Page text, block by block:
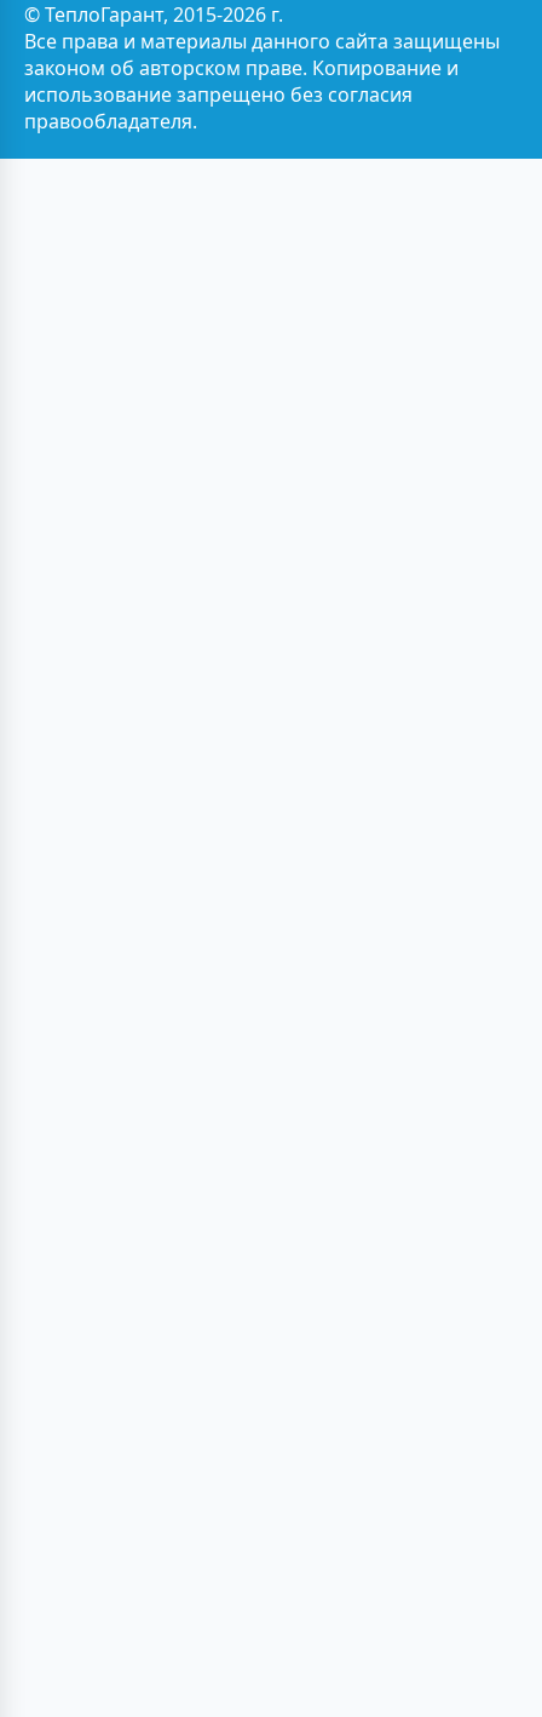
© ТеплоГарант, 2015-2026 г.
Все права и материалы данного сайта защищены
законом об авторском праве. Копирование и
использование запрещено без согласия
правообладателя.